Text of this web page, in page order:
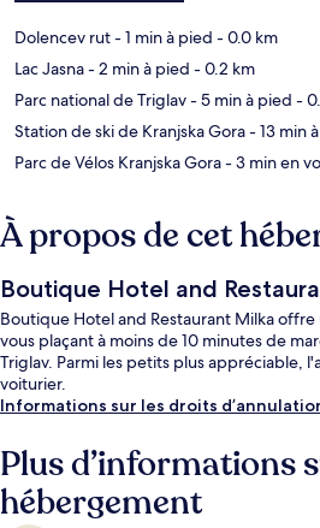
Dolencev rut- 1 min à pied - 0.0 km
Lac Jasna- 2 min à pied - 0.2 km
Parc national de Triglav- 5 min à pied -
Station de ski de Kranjska Gora- 13 min
Parc de Vélos Kranjska Gora- 3 min en
À propos de cet
Boutique Hotel and
Boutique Hotel and Restaurant Milka
vous plaçant à moins de 10 minutes de
Triglav. Parmi les petits plus appréciable,
voiturier.
Informations sur les droits
Plus d’informations
hébergement